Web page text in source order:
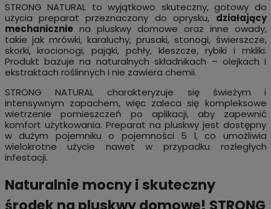
STRONG NATURAL to wyjątkowo skuteczny, gotowy do
użycia preparat przeznaczony do oprysku, działający
mechaniczniena pluskwy domowe oraz inne owady,
takie jak mrówki, karaluchy, prusaki, stonogi, świerszcze,
skorki, krocionogi, pająki, pchły, kleszcze, rybiki i mkliki.
Produkt bazuje na naturalnych składnikach – olejkach i
ekstraktach roślinnych i nie zawiera chemii.
STRONG NATURAL charakteryzuje się świeżym i
intensywnym zapachem, więc zaleca się kompleksowe
wietrzenie pomieszczeń po aplikacji, aby zapewnić
komfort użytkowania. Preparat na pluskwy jest dostępny
w dużym pojemniku o pojemności 5 l, co umożliwia
wielokrotne użycie nawet w przypadku rozległych
infestacji.
Naturalnie mocny i skuteczny